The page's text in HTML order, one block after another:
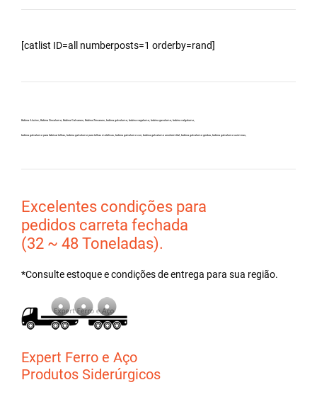
[catlist ID=all numberposts=1 orderby=rand]
Bobina Aluzinc, Bobina Zincalume, Bobina Galvanew, Bobina Zincanew, bobina galvolume, bobina vagalume, bobina gavolume, bobina valgalume,
bobina galvalume para fabricar telhas, bobina galvalume para telhas metálicas, bobina galvalume csn, bobina galvalume arcelormittal, bobina galvalume gerdau, bobina galvalume usiminas,
Excelentes condições para
pedidos carreta fechada
(32 ~ 48 Toneladas).
*Consulte estoque e condições de entrega para sua região.
Expert Ferro e Aço
Produtos Siderúrgicos